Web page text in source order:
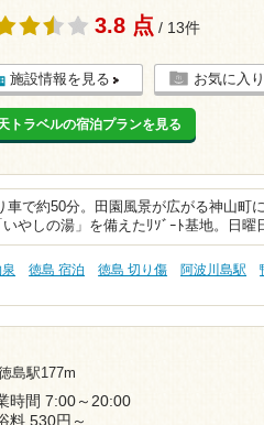
3.8 点 / 13件
施設情報を見る お気に入
トラベルの宿泊プランを見る
車で約50分。田園風景が広がる神山町
やしの湯」を備えたﾘｿﾞｰﾄ基地。日
徳島 宿泊 徳島 切り傷 阿波川島駅
島駅177m
時間 7:00～20:00
料 530円～